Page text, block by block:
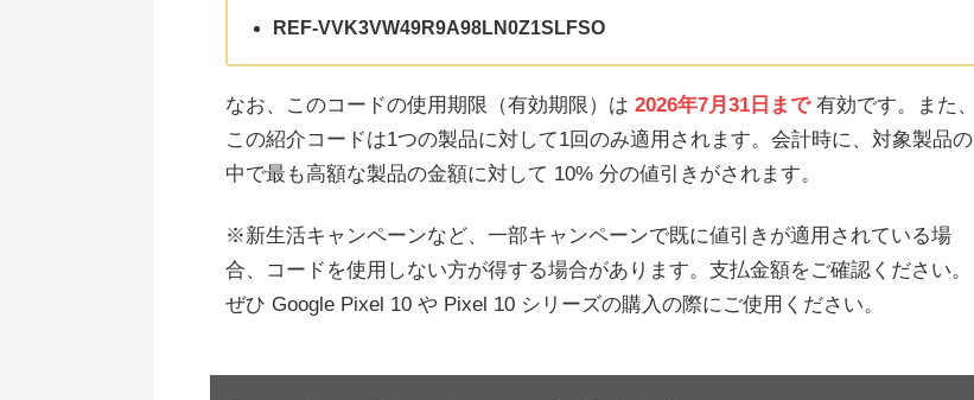
REF-VVK3VW49R9A98LN0Z1SLFSO
なお、このコードの使用期限（有効期限）は 2026年7月31日まで有効です。また、
この紹介コードは1つの製品に対して1回のみ適用されます。会計時に、対象製品の
中で最も高額な製品の金額に対して 10% 分の値引きがされます。
※新生活キャンペーンなど、一部キャンペーンで既に値引きが適用されている場
合、コードを使用しない方が得する場合があります。支払金額をご確認ください。
ぜひ Google Pixel 10 や Pixel 10 シリーズの購入の際にご使用ください。